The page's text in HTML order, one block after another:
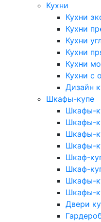
Кухни
Кухни
Кухни
Кухни
Кухни
Кухни
Кухни с
Дизайн
Шкафы-купе
Шкафы-
Шкафы-
Шкафы-
Шкафы-
Шкаф-
Шкаф-
Шкафы-
Шкафы-
Двери